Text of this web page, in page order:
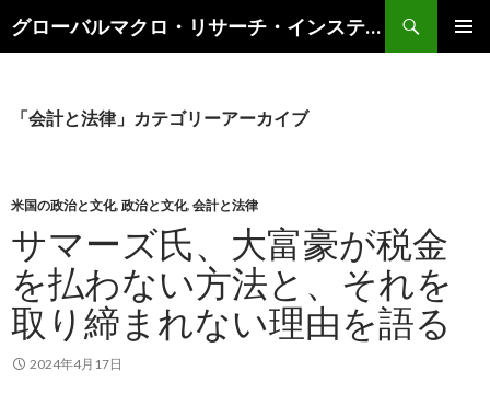
グローバルマクロ・リサーチ・インスティテュート
索
ン
キ
ッ
プ
「会計と法律」カテゴリーアーカイブ
米国の政治と文化, 政治と文化, 会計と法律
サマーズ氏、大富豪が税金
を払わない方法と、それを
取り締まれない理由を語る
2024年4月17日